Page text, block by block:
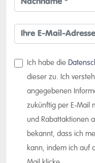
Ich habe die
dieser zu. Ich
angegebenen
zukünftig per E-Mail
und Rabattaktionen
bekannt, dass ich
kann, indem ich auf